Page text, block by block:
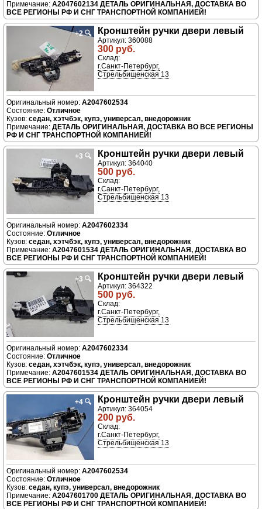
A2047602134 ДЕТАЛЬ ОРИГИНАЛЬНАЯ, ДОСТАВКА ВО
ВСЕ РЕГИОНЫ РФ И СНГ ТРАНСПОРТНОЙ КОМПАНИЕЙ!
+2🔍 Кронштейн ручки двери левый
Артикул: 360088
300 руб.
Склад:
г.Санкт-Петербург,
Стрельбищенская 13
A2047602534
Отличное
седан, хэтчбэк, купэ, универсал, внедорожник
ДЕТАЛЬ ОРИГИНАЛЬНАЯ, ДОСТАВКА ВО ВСЕ РЕГИОНЫ
РФ И СНГ ТРАНСПОРТНОЙ КОМПАНИЕЙ!
+3 🔍 Кронштейн ручки двери левый
Артикул: 364040
500 руб.
Склад:
г.Санкт-Петербург,
Стрельбищенская 13
A2047602334
Отличное
седан, хэтчбэк, купэ, универсал, внедорожник
A2047601534 ДЕТАЛЬ ОРИГИНАЛЬНАЯ, ДОСТАВКА ВО
ВСЕ РЕГИОНЫ РФ И СНГ ТРАНСПОРТНОЙ КОМПАНИЕЙ!
+3 🔍 Кронштейн ручки двери левый
Артикул: 364322
500 руб.
Склад:
г.Санкт-Петербург,
Стрельбищенская 13
A2047602334
Отличное
седан, хэтчбэк, купэ, универсал, внедорожник
A2047601534 ДЕТАЛЬ ОРИГИНАЛЬНАЯ, ДОСТАВКА ВО
ВСЕ РЕГИОНЫ РФ И СНГ ТРАНСПОРТНОЙ КОМПАНИЕЙ!
+4 🔍 Кронштейн ручки двери левый
Артикул: 364054
200 руб.
Склад:
г.Санкт-Петербург,
Стрельбищенская 13
A2047602534
Отличное
седан, купэ, универсал, внедорожник
A2047601700 ДЕТАЛЬ ОРИГИНАЛЬНАЯ, ДОСТАВКА ВО
ВСЕ РЕГИОНЫ РФ И СНГ ТРАНСПОРТНОЙ КОМПАНИЕЙ!